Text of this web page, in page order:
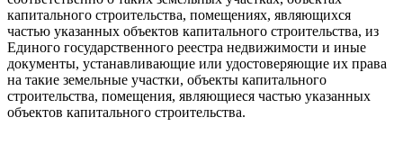
капитального строительства, помещениях, являющихся
частью указанных объектов капитального строительства, из
Единого государственного реестра недвижимости и иные
документы, устанавливающие или удостоверяющие их права
на такие земельные участки, объекты капитального
строительства, помещения, являющиеся частью указанных
объектов капитального строительства.